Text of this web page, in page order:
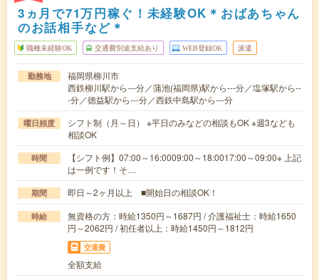
3ヵ月で71万円稼ぐ！未経験OK＊おばあちゃん
のお話相手など＊
職種未経験OK 交通費別途支給あり WEB登録OK 派遣
勤務地
福岡県柳川市
西鉄柳川駅から---分／蒲池(福岡県)駅から---分／塩塚駅から--
-分／徳益駅から---分／西鉄中島駅から---分
曜日頻度
シフト制（月～日） ※平日のみなどの相談もOK ※週3なども
相談OK
時間
【シフト例】07:00～16:0009:00～18:0017:00～09:00※ 上記
は一例です！そ…
期間 即日～2ヶ月以上 ■開始日の相談OK！
時給
無資格の方：時給1350円～1687円 / 介護福祉士：時給1650
円～2062円 / 初任者以上：時給1450円～1812円
交通費
全額支給